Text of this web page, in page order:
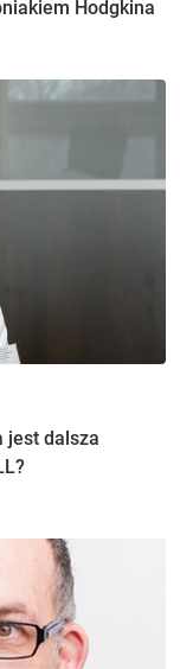
Hodgkina
jest dalsza